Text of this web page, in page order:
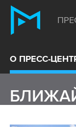
О ПРЕСС-